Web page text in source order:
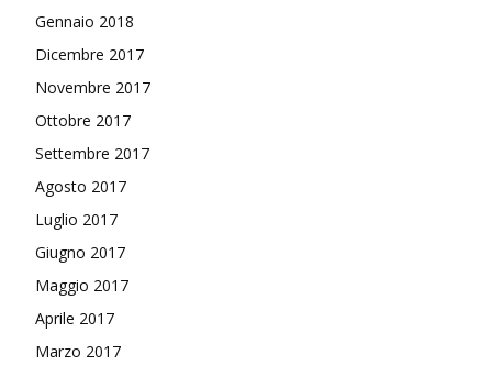
Gennaio 2018
Dicembre 2017
Novembre 2017
Ottobre 2017
Settembre 2017
Agosto 2017
Luglio 2017
Giugno 2017
Maggio 2017
Aprile 2017
Marzo 2017